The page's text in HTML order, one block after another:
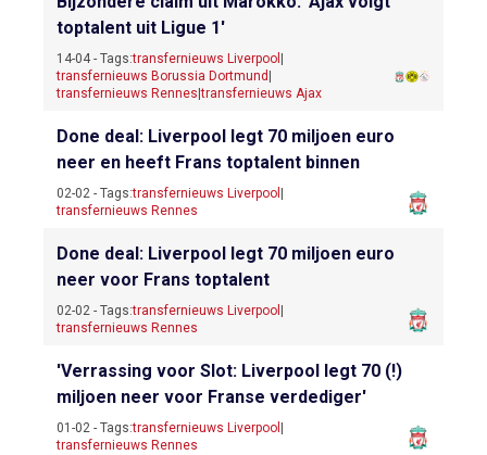
toptalent uit Ligue 1'
14-04 - Tags:transfernieuws Liverpool
transfernieuws Borussia Dortmund
transfernieuws Rennes |transfernieuws Ajax
Done deal: Liverpool legt 70 miljoen euro
neer en heeft Frans toptalent binnen
02-02 - Tags:transfernieuws Liverpool
transfernieuws Rennes
Done deal: Liverpool legt 70 miljoen euro
neer voor Frans toptalent
02-02 - Tags:transfernieuws Liverpool
transfernieuws Rennes
'Verrassing voor Slot: Liverpool legt 70 (!)
miljoen neer voor Franse verdediger'
01-02 - Tags:transfernieuws Liverpool
transfernieuws Rennes